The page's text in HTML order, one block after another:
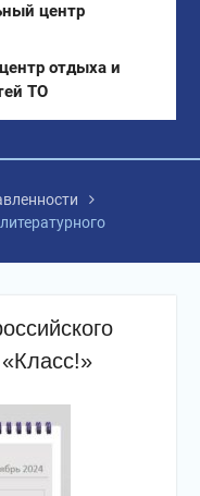
центр
отдыха и
ТО
«Класс!»